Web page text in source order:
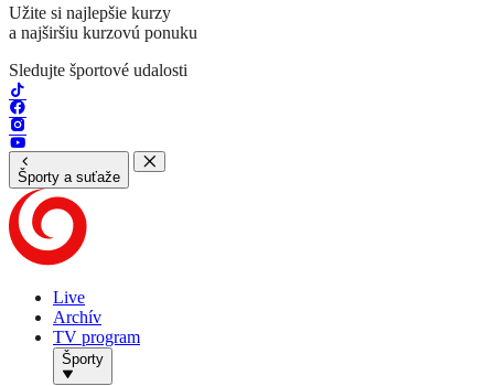
Užite si najlepšie kurzy
a najširšiu kurzovú ponuku
Sledujte športové udalosti
Športy a suťaže
Live
Archív
TV program
Športy